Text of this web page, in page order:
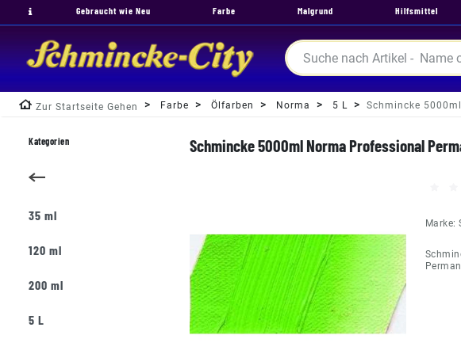
Gebraucht wie Neu Farbe Malgrund Hilfsmittel
Zur Startseite Gehen Farbe Ölfarben Norma 5 L Schmincke
Schmincke 5000ml Norma Professional
Marke:
Kategorien
35 ml
120 ml
200 ml
5 L